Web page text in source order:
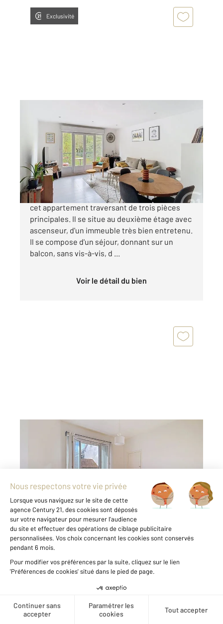
Créer une alerte
Exclusivité
66,19 m 2, 3 pièces
Ref : 15349
Appartement T3 à vendre
199 000 €
NANTES - PARC DE LA GAUDINIERE Découvrez
cet appartement traversant de trois pièces
principales. Il se situe au deuxième étage avec
ascenseur, d'un immeuble très bien entretenu.
Il se compose d'un séjour, donnant sur un
balcon, sans vis-à-vis, d ...
Voir le détail du bien
NANTES 44
, 1 pièce
Appartement Studio à vendre
130 080 €
TALENSAC VIARME Charmant T1 bis traversant
situé dans une rue calme, il offre un cadre de
vie agréable et recherché, à deux pas du
marché de Talensac, des commerces de
proximité et des transports en commun.
L'appartement est composé ...